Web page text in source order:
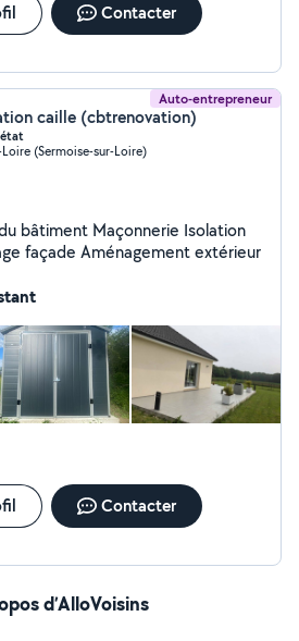
Contacter
Auto-entrepreneur
caille (cbtrenovation)
(Sermoise-sur-Loire)
Isolation
Placo Toiture Carrelage façade Aménagement extérieur
Contacter
d’AlloVoisins